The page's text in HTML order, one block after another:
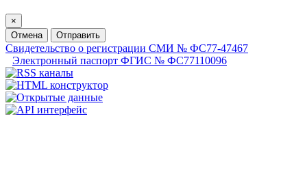
×
Отмена
Отправить
Свидетельство о регистрации СМИ № ФС77-47467
Электронный паспорт ФГИС № ФС77110096